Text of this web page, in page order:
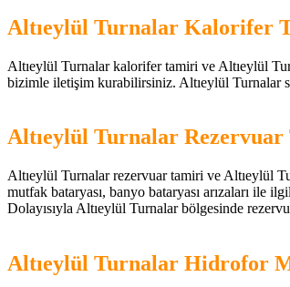
Altıeylül Turnalar Kalorifer
Altıeylül Turnalar kalorifer tamiri ve Altıeylül
bizimle iletişim kurabilirsiniz. Altıeylül Turnalar
Altıeylül Turnalar
Altıeylül Turnalar rezervuar tamiri ve Altıeylül
mutfak bataryası, banyo bataryası arızaları ile
Dolayısıyla Altıeylül Turnalar bölgesinde
Altıeylül Turnalar Hidrofor